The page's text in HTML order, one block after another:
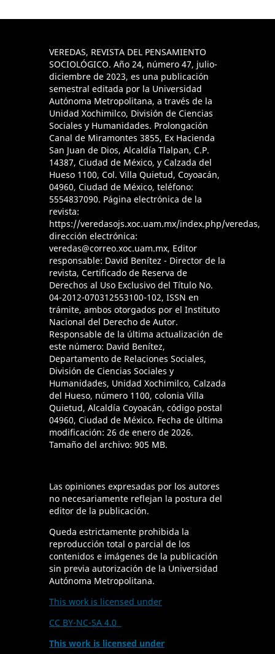
VEREDAS, REVISTA DEL PENSAMIENTO
SOCIOLÓGICO. Año 24, número 47, julio-
diciembre de 2023, es una publicación
semestral editada por la Universidad
Autónoma Metropolitana, a través de la
Unidad Xochimilco, División de Ciencias
Sociales y Humanidades. Prolongación
Canal de Miramontes 3855, Ex Hacienda
San Juan de Dios, Alcaldía Tlalpan, C.P.
14387, Ciudad de México, y Calzada del
Hueso 1100, Col. Villa Quietud, Coyoacán,
04960, Ciudad de México, teléfono:
5554837090. Página electrónica de la
revista:
https://veredasojs.xoc.uam.mx/index.php/veredas,
dirección electrónica:
veredas@correo.xoc.uam.mx, Editor
responsable: David Benítez - Director de la
revista, Certificado de Reserva de
Derechos al Uso Exclusivo del Título No.
04-2012-070312553100-102, ISSN en
trámite, ambos otorgados por el Instituto
Nacional del Derecho de Autor.
Responsable de la última actualización de
este número: David Benítez,
Departamento de Relaciones Sociales,
División de Ciencias Sociales y
Humanidades, Unidad Xochimilco, Calzada
del Hueso, número 1100, colonia Villa
Quietud, Alcaldía Coyoacán, código postal
04960, Ciudad de México. Fecha de última
modificación: 26 de enero de 2026.
Tamaño del archivo: 905 MB.
Las opiniones expresadas por los autores
no necesariamente reflejan la postura del
editor de la publicación.
Queda estrictamente prohibida la
reproducción total o parcial de los
contenidos e imágenes de la publicación
sin previa autorización de la Universidad
Autónoma Metropolitana.
This work is licensed under
CC BY-NC-SA 4.0
This work is licensed under